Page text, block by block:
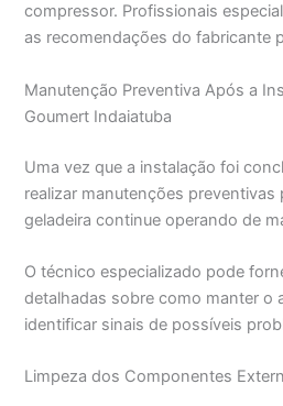
compressor. Profissionais
as recomendações do fabricante
Manutenção Preventiva Após a
Goumert Indaiatuba
Uma vez que a instalação foi
realizar manutenções preventivas
geladeira continue operando de
O técnico especializado pode
detalhadas sobre como manter o
identificar sinais de possíveis
Limpeza dos Componentes